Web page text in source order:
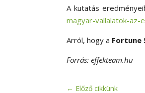
A kutatás
magyar-vallalatok-
Arról, hogy a Fortune
Forrás: effekteam.hu
← Előző cikkünk